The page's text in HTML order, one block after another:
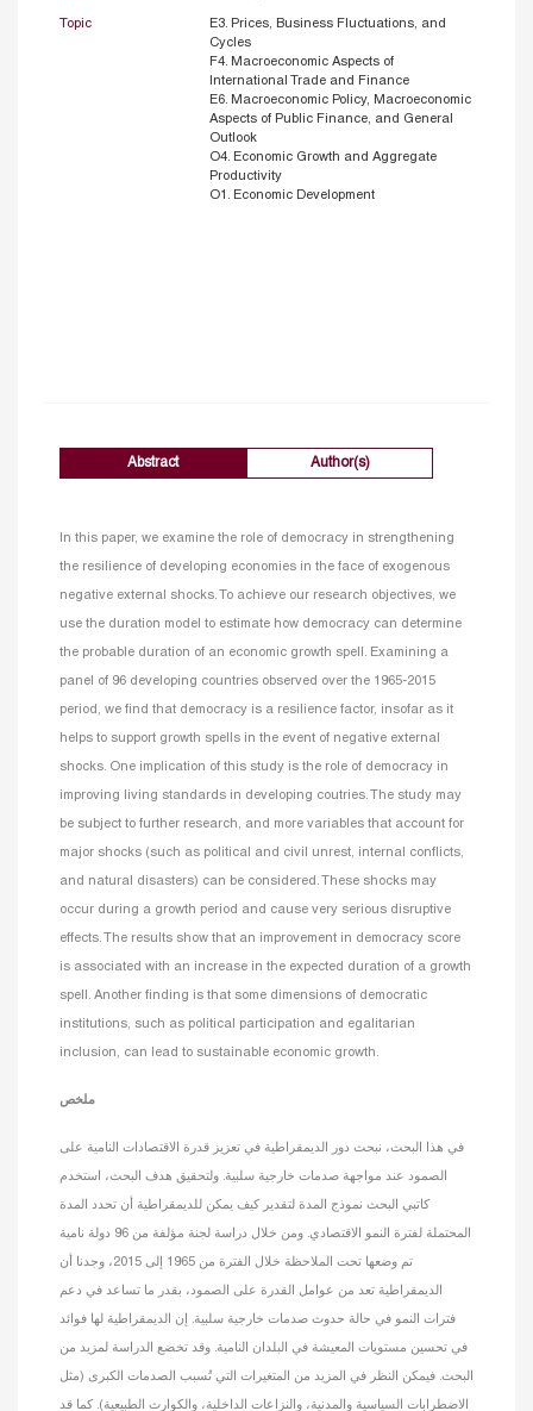
Topic
E3. Prices, Business Fluctuations, and
Cycles
F4. Macroeconomic Aspects of
International Trade and Finance
E6. Macroeconomic Policy, Macroeconomic
Aspects of Public Finance, and General
Outlook
O4. Economic Growth and Aggregate
Productivity
O1. Economic Development
Abstract Author(s)
In this paper, we examine the role of democracy in strengthening
the resilience of developing economies in the face of exogenous
negative external shocks. To achieve our research objectives, we
use the duration model to estimate how democracy can determine
the probable duration of an economic growth spell. Examining a
panel of 96 developing countries observed over the 1965-2015
period, we find that democracy is a resilience factor, insofar as it
helps to support growth spells in the event of negative external
shocks. One implication of this study is the role of democracy in
improving living standards in developing coutries. The study may
be subject to further research, and more variables that account for
major shocks (such as political and civil unrest, internal conflicts,
and natural disasters) can be considered. These shocks may
occur during a growth period and cause very serious disruptive
effects. The results show that an improvement in democracy score
is associated with an increase in the expected duration of a growth
spell. Another finding is that some dimensions of democratic
institutions, such as political participation and egalitarian
inclusion, can lead to sustainable economic growth.
ملخص
في هذا البحث، نبحث دور الديمقراطية في تعزيز قدرة الاقتصادات النامية على
الصمود عند مواجهة صدمات خارجية سلبية. ولتحقيق هدف البحث، استخدم
كاتبي البحث نموذج المدة لتقدير كيف يمكن للديمقراطية أن تحدد المدة
المحتملة لفترة النمو الاقتصادي. ومن خلال دراسة لجنة مؤلفة من 96 دولة نامية
تم وضعها تحت الملاحظة خلال الفترة من 1965 إلى 2015، وجدنا أن
الديمقراطية تعد من عوامل القدرة على الصمود، بقدر ما تساعد في دعم
فترات النمو في حالة حدوث صدمات خارجية سلبية. إن الديمقراطية لها فوائد
في تحسين مستويات المعيشة في البلدان النامية. وقد تخضع الدراسة لمزيد من
البحث. فيمكن النظر في المزيد من المتغيرات التي تُسبب الصدمات الكبرى (مثل
الاضطرابات السياسية والمدنية، والنزاعات الداخلية، والكوارث الطبيعية). كما قد